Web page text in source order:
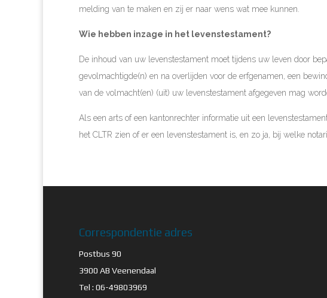
melding van te maken en zij er naar wens wat mee kunnen.
Wie hebben inzage in het levenstestament?
De inhoud van uw levenstestament moet tijdens uw leven door
gevolmachtigde(n) en na overlijden voor de erfgenamen, een
van de volmacht(en) (uit) uw levenstestament afgegeven mag
Als een arts of een kantonrechter informatie uit een
het CLTR zien of er een levenstestament is, en zo ja, bij welke
Correspondentie adres
Postbus 90
3900 AB Veenendaal
Tel : 06-49803969